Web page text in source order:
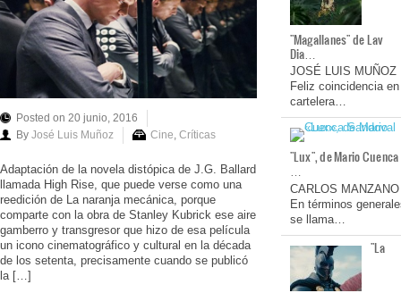
Posted on 20 junio, 2016
By José Luis Muñoz Cine, Críticas
Adaptación de la novela distópica de J.G. Ballard
llamada High Rise, que puede verse como una
reedición de La naranja mecánica, porque
comparte con la obra de Stanley Kubrick ese aire
gamberro y transgresor que hizo de esa película
un icono cinematográfico y cultural en la década
de los setenta, precisamente cuando se publicó
la […]
"Magallanes" de Lav
Dia…
JOSÉ LUIS MUÑOZ
Feliz coincidencia en
cartelera…
"Lux", de Mario Cuenca
…
CARLOS MANZANO
En términos
se llama…
"La